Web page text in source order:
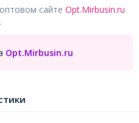
сайте Opt.Mirbusin.ru
Opt.Mirbusin.ru